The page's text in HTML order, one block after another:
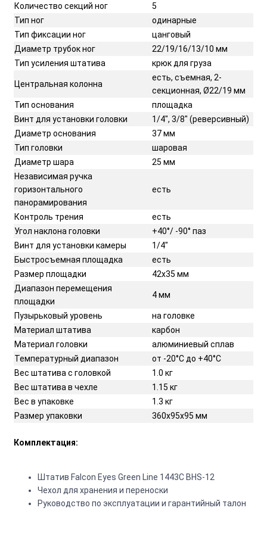
Количество секций ног
5
Тип ног
одинарные
Тип фиксации ног
цанговый
Диаметр трубок ног
22/19/16/13/10 мм
Тип усиления штатива
крюк для груза
Центральная колонна
есть, съемная, 2-
секционная, Ø22/19 мм
Тип основания
площадка
Винт для установки головки
1/4", 3/8" (реверсивный)
Диаметр основания
37 мм
Тип головки
шаровая
Диаметр шара
25 мм
Независимая ручка
горизонтального
панорамирования
есть
Контроль трения
есть
Угол наклона головки
+40°/ -90° паз
Винт для установки камеры
1/4"
Быстросъемная площадка
есть
Размер площадки
42х35 мм
Диапазон перемещения
площадки
4 мм
Пузырьковый уровень
на головке
Материал штатива
карбон
Материал головки
алюминиевый сплав
Температурный диапазон
от -20°C до +40°C
Вес штатива с головкой
1.0 кг
Вес штатива в чехле
1.15 кг
Вес в упаковке
1.3 кг
Размер упаковки
360х95х95 мм
Комплектация:
Штатив Falcon Eyes Green Line 1443С BHS-12
Чехол для хранения и переноски
Руководство по эксплуатации и гарантийный талон